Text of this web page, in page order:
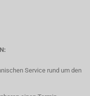
Service rund um den